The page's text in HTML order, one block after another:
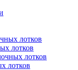
лотков
лотков
лотков
лотков